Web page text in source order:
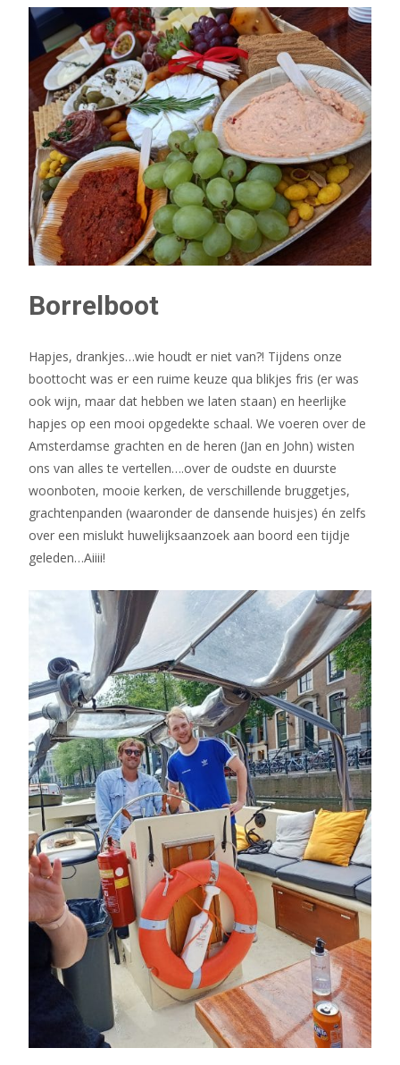
Borrelboot
Hapjes, drankjes…wie houdt er niet van?! Tijdens onze
boottocht was er een ruime keuze qua blikjes fris (er was
ook wijn, maar dat hebben we laten staan) en heerlijke
hapjes op een mooi opgedekte schaal. We voeren over de
Amsterdamse grachten en de heren (Jan en John) wisten
ons van alles te vertellen….over de oudste en duurste
woonboten, mooie kerken, de verschillende bruggetjes,
grachtenpanden (waaronder de dansende huisjes) én zelfs
over een mislukt huwelijksaanzoek aan boord een tijdje
geleden…Aiiii!